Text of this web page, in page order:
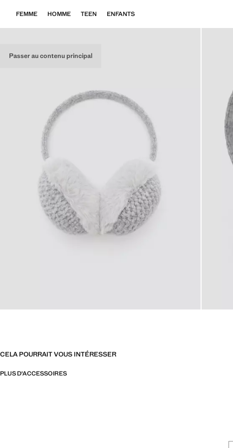
Passer au contenu principal
FEMME HOMME TEEN ENFANTS
CELA POURRAIT VOUS INTÉRESSER
PLUS D'ACCESSOIRES